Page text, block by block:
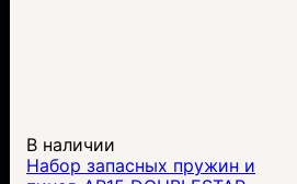
В наличии
Набор запасных пружин и